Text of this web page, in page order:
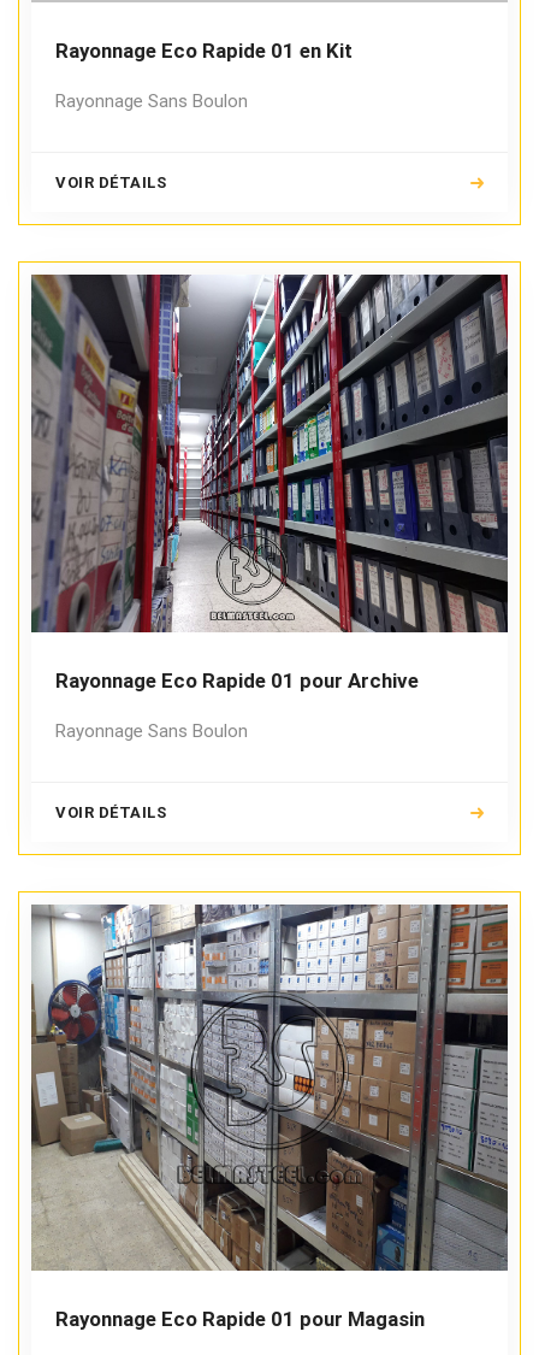
Rayonnage Eco Rapide 01 en Kit
Rayonnage Sans Boulon
VOIR DÉTAILS
Rayonnage Eco Rapide 01 pour Archive
Rayonnage Sans Boulon
VOIR DÉTAILS
Rayonnage Eco Rapide 01 pour Magasin